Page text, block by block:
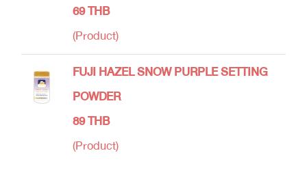
69 THB
(Product)
FUJI HAZEL SNOW PURPLE SETTING
POWDER
89 THB
(Product)